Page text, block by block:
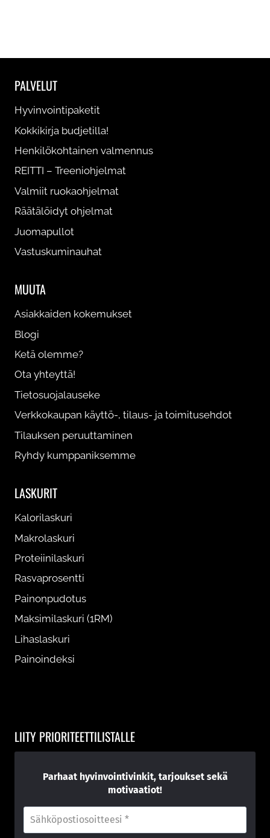
Ruokaohjelma rasvanpolttoon miehelle
5
Valitse painoluokka
PALVELUT
Hyvinvointipaketit
Kokkikirja budjetilla!
Henkilökohtainen valmennus
REITTI – Treeniohjelmat
Valmiit ruokaohjelmat
Räätälöidyt ohjelmat
Juomapullot
Vastuskuminauhat
MUUTA
Asiakkaiden kokemukset
Blogi
Ketä olemme?
Ota yhteyttä!
Tietosuojalauseke
Verkkokaupan käyttö-, tilaus- ja toimitusehdot
Tilauksen peruuttaminen
Ryhdy kumppaniksemme
LASKURIT
Kalorilaskuri
Makrolaskuri
Proteiinilaskuri
Rasvaprosentti
Painonpudotus
Maksimilaskuri (1RM)
Lihaslaskuri
Painoindeksi
LIITY PRIORITEETTILISTALLE
Parhaat hyvinvointivinkit, tarjoukset sekä
motivaatiot!